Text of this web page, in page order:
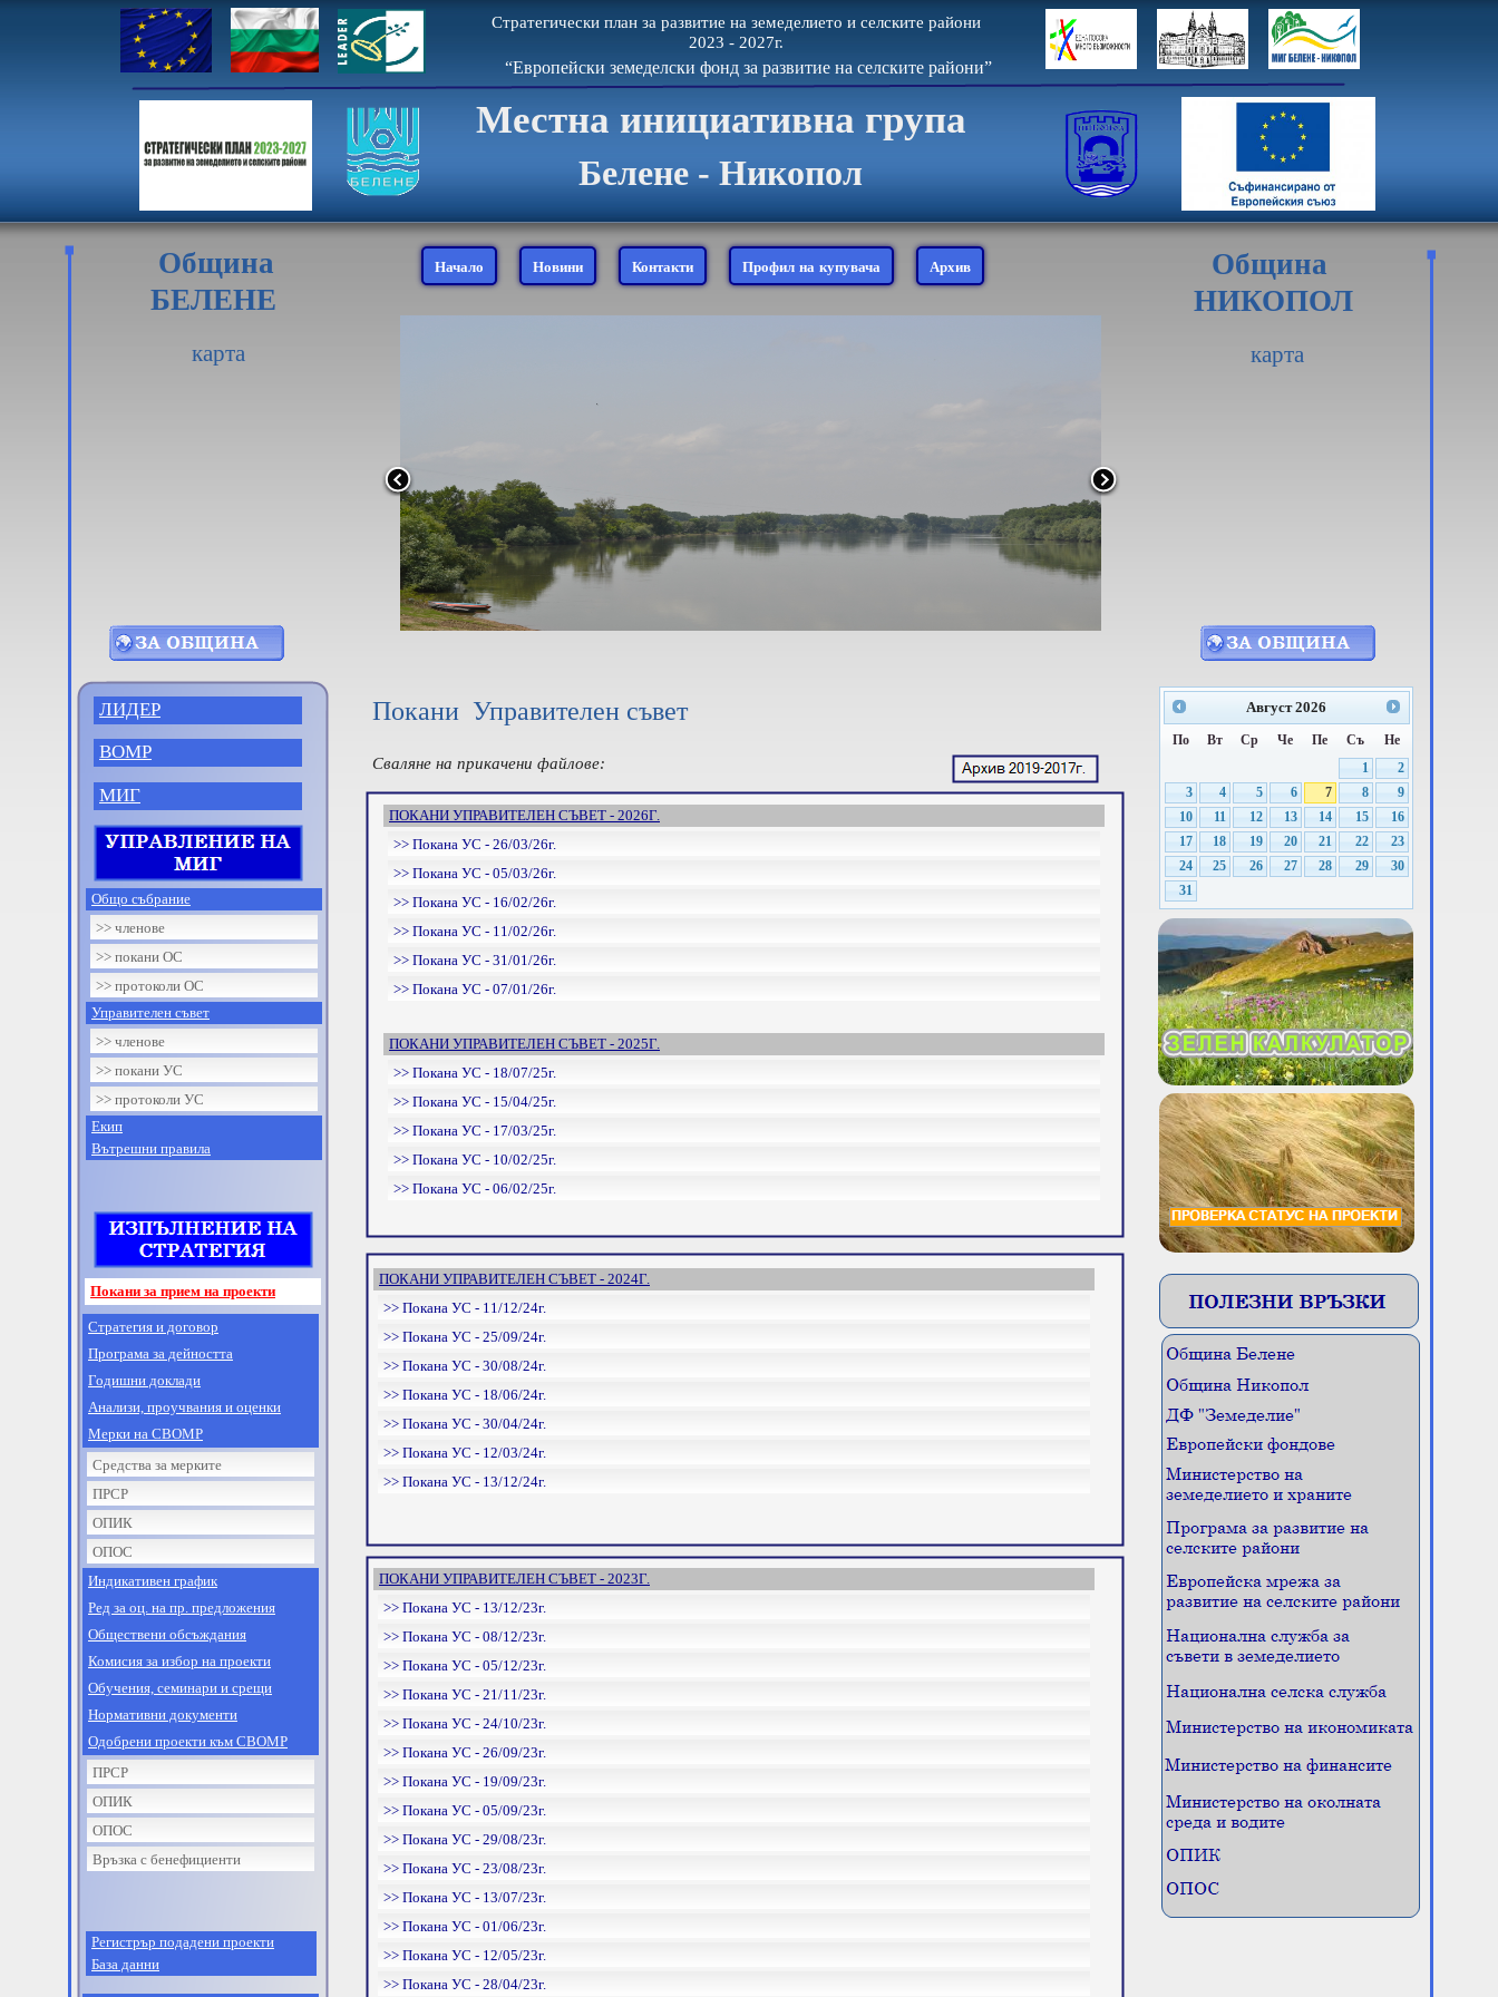
Местна инициативна група
Белене - Никопол
Община
БЕЛЕНЕ
Община
НИКОПОЛ
карта карта
Август 2026
По Вт Ср Че Пе Съ
Не
1
2
3
4 5 6 7 8
9
10
11 12 13 14 15
16
17
18 19 20 21 22
23
24
25 26 27 28 29
30
31
Покани Управителен съвет
Сваляне на прикачени файлове:
ЛИДЕР
ВОМР
МИГ
Покани за прием на проекти
Общо събрание
>> членове
>> покани ОС
>> протоколи ОС
Управителен съвет
>> членове
>> покани УС
>> протоколи УС
Екип
Вътрешни правила
ПОКАНИ УПРАВИТЕЛЕН СЪВЕТ - 2023Г.
>> Покана УС - 13/12/23г.
>> Покана УС - 08/12/23г.
>> Покана УС - 05/12/23г.
>> Покана УС - 21/11/23г.
>> Покана УС - 24/10/23г.
>> Покана УС - 26/09/23г.
>> Покана УС - 19/09/23г.
>> Покана УС - 05/09/23г.
>> Покана УС - 29/08/23г.
>> Покана УС - 23/08/23г.
>> Покана УС - 13/07/23г.
>> Покана УС - 01/06/23г.
>> Покана УС - 12/05/23г.
>> Покана УС - 28/04/23г.
Регистрър подадени проекти
База данни
ПОКАНИ УПРАВИТЕЛЕН СЪВЕТ - 2024Г.
>> Покана УС - 11/12/24г.
>> Покана УС - 25/09/24г.
>> Покана УС - 30/08/24г.
>> Покана УС - 18/06/24г.
>> Покана УС - 30/04/24г.
>> Покана УС - 12/03/24г.
>> Покана УС - 13/12/24г.
Начало Новини Контакти Профил на купувача Архив
ПОКАНИ УПРАВИТЕЛЕН СЪВЕТ - 2025Г.
>> Покана УС - 18/07/25г.
>> Покана УС - 15/04/25г.
>> Покана УС - 17/03/25г.
>> Покана УС - 10/02/25г.
>> Покана УС - 06/02/25г.
ПОКАНИ УПРАВИТЕЛЕН СЪВЕТ - 2026Г.
>> Покана УС - 26/03/26г.
>> Покана УС - 05/03/26г.
>> Покана УС - 16/02/26г.
>> Покана УС - 11/02/26г.
>> Покана УС - 31/01/26г.
>> Покана УС - 07/01/26г.
Стратегия и договор
Програма за дейността
Годишни доклади
Анализи, проучвания и оценки
Мерки на СВОМР
Средства за мерките
ПРСР
ОПИК
ОПОС
Индикативен график
Ред за оц. на пр. предложения
Обществени обсъждания
Комисия за избор на проекти
Обучения, семинари и срещи
Нормативни документи
Одобрени проекти към СВОМР
ПРСР
ОПИК
ОПОС
Връзка с бенефициенти
“Европейски земеделски фонд за развитие на селските райони”
Стратегически план за развитие на земеделието и селските райони
2023 - 2027г.